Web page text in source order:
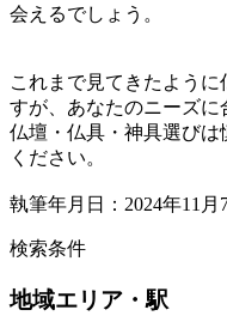
会えるでしょう。
これまで見てきたよう
すが、あなたのニーズに
仏壇・仏具・神具選びは
ください。
執筆年月日：2024年11月
検索条件
地域エリア・駅